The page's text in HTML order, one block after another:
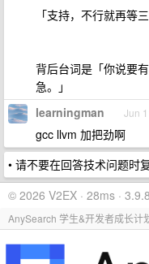
「支持，不行就再等三
背后台词是「你说要
急。」
learningman Jun
gcc llvm 加把劲啊
• 请不要在回答技术问题时
© 2026 V2EX · 28ms ·
AnySearch 学生&开发者成长计